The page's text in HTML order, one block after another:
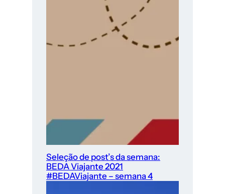
Seleção de post’s da semana:
BEDA Viajante 2021
#BEDAViajante – semana 4